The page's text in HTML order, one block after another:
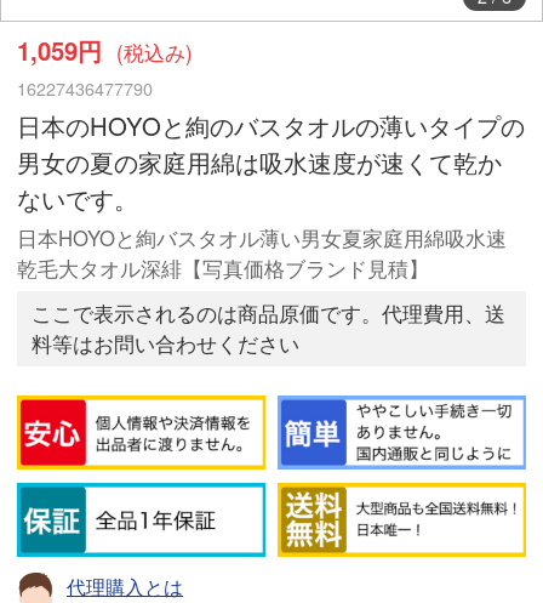
1,059円 (税込み)
16227436477790
日本のHOYOと絢のバスタオルの薄いタイプの
男女の夏の家庭用綿は吸水速度が速くて乾か
ないです。
日本HOYOと絢バスタオル薄い男女夏家庭用綿吸水速
乾毛大タオル深緋【写真価格ブランド見積】
ここで表示されるのは商品原価です。代理費用、送
料等はお問い合わせください
代理購入とは